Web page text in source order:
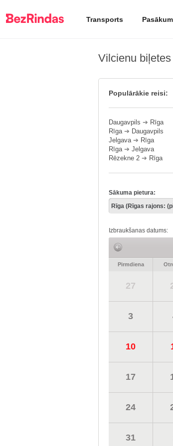
Transports
Vilcienu biļetes
Populārākie reisi:
Daugavpils ➔ Rīga
Rīga➔ Daugavpils
Jelgava➔ Rīga
Rīga➔ Jelgava
Rēzekne 2 ➔ Rīga
Sākuma pietura:
Izbraukšanas datums:
Pirmdiena
27
3
10
17
24
31